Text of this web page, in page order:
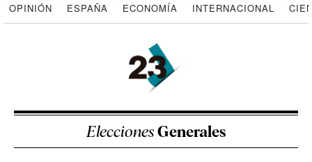
OPINIÓN ESPAÑA ECONOMÍA INTERNACIONAL
EleccionesGenerales